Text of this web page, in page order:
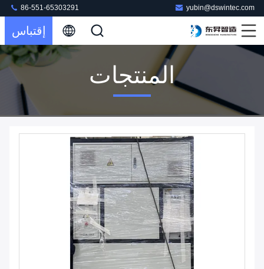
yubin@dswintec.com
86-551-65303291
إقتباس
المنتجات